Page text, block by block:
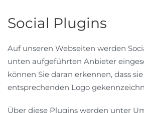
Social Plugins
Auf unseren Webseiten werden
unten aufgeführten Anbieter
können Sie daran erkennen, dass
entsprechenden Logo
Über diese Plugins werden unter